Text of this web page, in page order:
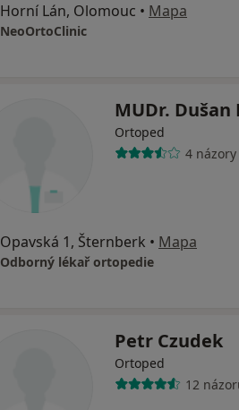
Horní Lán, Olomouc • Mapa
NeoOrtoClinic
MUDr. Dušan
Ortoped
4 názory
Opavská 1, Šternberk • Mapa
Odborný lékař ortopedie
Petr Czudek
Ortoped
12